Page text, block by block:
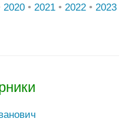
2020 • 2021 • 2022 • 2023